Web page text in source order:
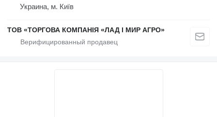
Украина, м. Київ
ТОВ «ТОРГОВА КОМПАНІЯ «ЛАД І МИР АГРО»